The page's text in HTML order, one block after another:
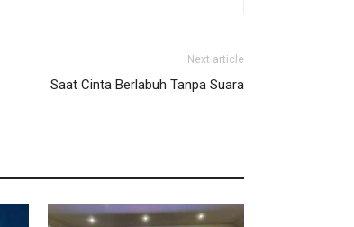
Next article
Saat Cinta Berlabuh Tanpa Suara